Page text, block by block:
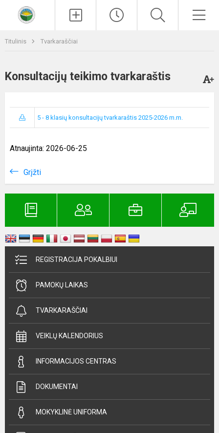
Titulinis Tvarkaraščiai
Konsultacijų teikimo tvarkaraštis
5 - 8 klasių konsultacijų tvarkaraštis 2025-2026 m.m.
Atnaujinta: 2026-06-25
Grįžti
REGISTRACIJA POKALBIUI
PAMOKŲ LAIKAS
TVARKARAŠČIAI
VEIKLŲ KALENDORIUS
INFORMACIJOS CENTRAS
DOKUMENTAI
MOKYKLINĖ UNIFORMA